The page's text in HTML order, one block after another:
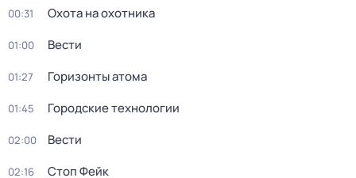
00:31 Охота на охотника
01:00 Вести
01:27 Горизонты атома
01:45 Городские технологии
02:00 Вести
02:16 Стоп Фейк